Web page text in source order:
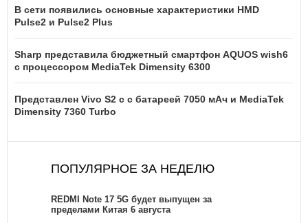
В сети появились основные характеристики HMD
Pulse2 и Pulse2 Plus
Sharp представила бюджетный смартфон AQUOS wish6
с процессором MediaTek Dimensity 6300
Представлен Vivo S2 с с батареей 7050 мАч и MediaTek
Dimensity 7360 Turbo
ПОПУЛЯРНОЕ ЗА НЕДЕЛЮ
REDMI Note 17 5G будет выпущен за
пределами Китая 6 августа